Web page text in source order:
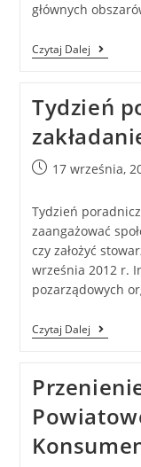
głównych
Czytaj Dalej
Tydzień
17 września,
Tydzień
zaangażować
czy założyć
września 2012 r.
pozarządowych
Czytaj Dalej